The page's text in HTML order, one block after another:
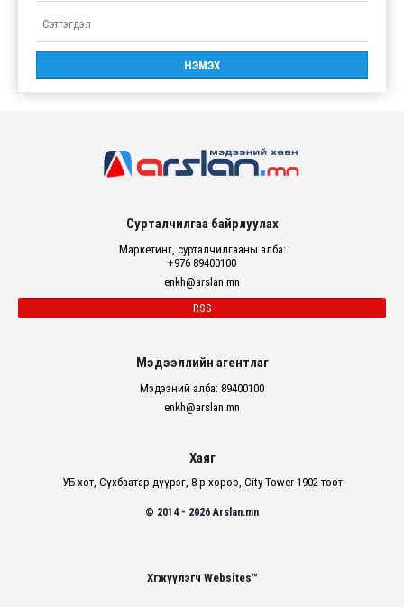
Сурталчилгаа байрлуулах
Маркетинг, сурталчилгааны алба:
+976 89400100
enkh@arslan.mn
RSS
Мэдээллийн агентлаг
Мэдээний алба: 89400100
enkh@arslan.mn
Хаяг
УБ хот, Сүхбаатар дүүрэг, 8-р хороо, City Tower 1902 тоот
© 2014 - 2026 Arslan.mn
Хөгжүүлэгч Websites™